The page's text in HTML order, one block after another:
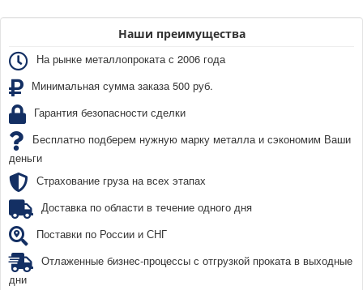
Наши преимущества
На рынке металлопроката с 2006 года
Минимальная сумма заказа 500 руб.
Гарантия безопасности сделки
Бесплатно подберем нужную марку металла и сэкономим Ваши
деньги
Страхование груза на всех этапах
Доставка по области в течение одного дня
Поставки по России и СНГ
Отлаженные бизнес-процессы с отгрузкой проката в выходные
дни